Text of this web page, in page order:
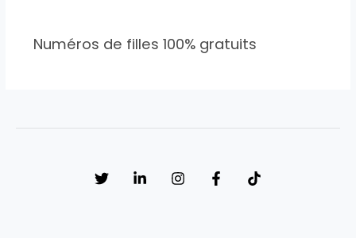
Numéros de filles 100% gratuits